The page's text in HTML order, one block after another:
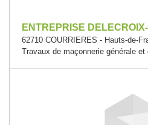
ENTREPRISE
62710 COURRIERES - Hauts-de-
Travaux de maçonnerie générale